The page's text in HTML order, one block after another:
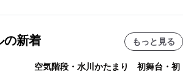
の新着 もっと見る
空気階段・水川かたまり 初舞台・初